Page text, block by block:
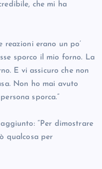
che mi ha
reazioni erano un po’
sporco il mio forno. La
E vi assicuro che non
Non ho mai avuto
sporca.”
“Per dimostrare
qualcosa per